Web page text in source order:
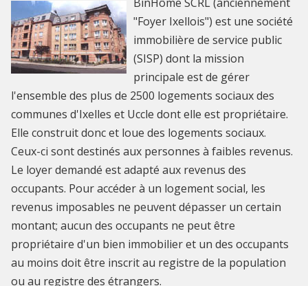
"Foyer Ixellois") est une société
immobilière de service public
(SISP) dont la mission
principale est de gérer
l'ensemble des plus de 2500 logements sociaux des
communes d'Ixelles et Uccle dont elle est propriétaire.
Elle construit donc et loue des logements sociaux.
Ceux-ci sont destinés aux personnes à faibles revenus.
Le loyer demandé est adapté aux revenus des
occupants. Pour accéder à un logement social, les
revenus imposables ne peuvent dépasser un certain
montant; aucun des occupants ne peut être
propriétaire d'un bien immobilier et un des occupants
au moins doit être inscrit au registre de la population
ou au registre des étrangers.